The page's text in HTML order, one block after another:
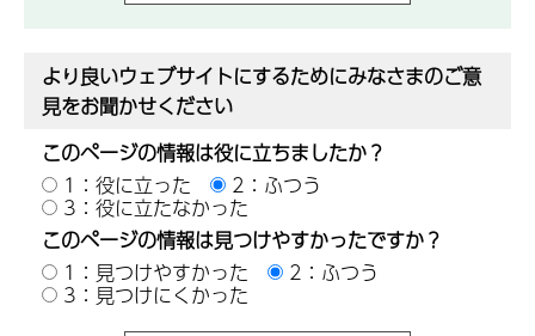
より良いウェブサイトにするためにみなさまのご意
見をお聞かせください
このページの情報は役に立ちましたか？
1：役に立った
2：ふつう
3：役に立たなかった
このページの情報は見つけやすかったですか？
1：見つけやすかった
2：ふつう
3：見つけにくかった